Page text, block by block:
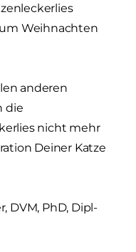
Weihnachten
anderen
die
nicht mehr
Deiner Katze
DVM, PhD, Dipl-